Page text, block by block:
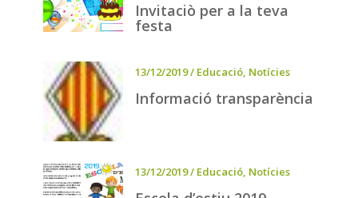
Invitaciò per a la teva
festa
13/12/2019/ Educació, Notícies
Informació transparència
13/12/2019/ Educació, Notícies